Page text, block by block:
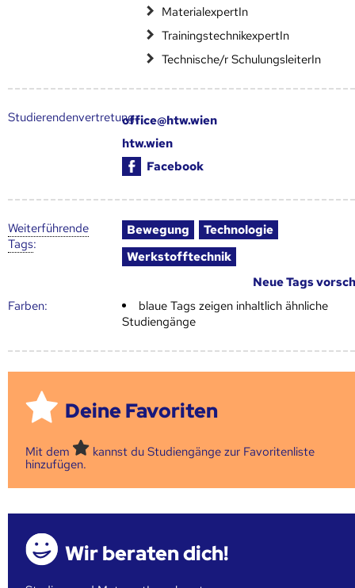
MaterialexpertIn
TrainingstechnikexpertIn
Technische/r SchulungsleiterIn
Studierendenvertretung:office@htw.wien
htw.wien
Facebook
Weiter­führende
Tags:
Bewegung
Technologie
Werkstofftechnik
Neue Tags
Farben:
blaue Tags zeigen inhaltlich ähnliche
Studiengänge
Deine Favoriten
Mit dem
kannst du Studiengänge zur Favoritenliste
hinzufügen.
Wir beraten dich!